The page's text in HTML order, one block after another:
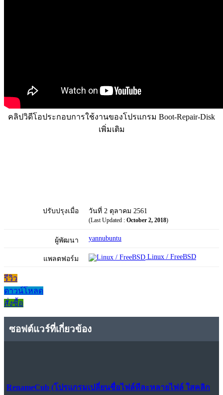
คลิปวิดีโอประกอบการใช้งานของโปรแกรม Boot-Repair-Disk
เพิ่มเติม
ปรับปรุงเมื่อ วันที่ 2 ตุลาคม 2561
(Last Updated : October 2, 2018)
ผู้พัฒนา yannubuntu
แพลตฟอร์ม Linux / FreeBSD
รีวิว
ดาวน์โหลด
สั่งซื้อ
ซอฟต์แวร์ที่เกี่ยวข้อง
RenameCub (โปรแกรมเปลี่ยนชื่อไฟล์ทีละหลายไฟล์ ใสคลิก